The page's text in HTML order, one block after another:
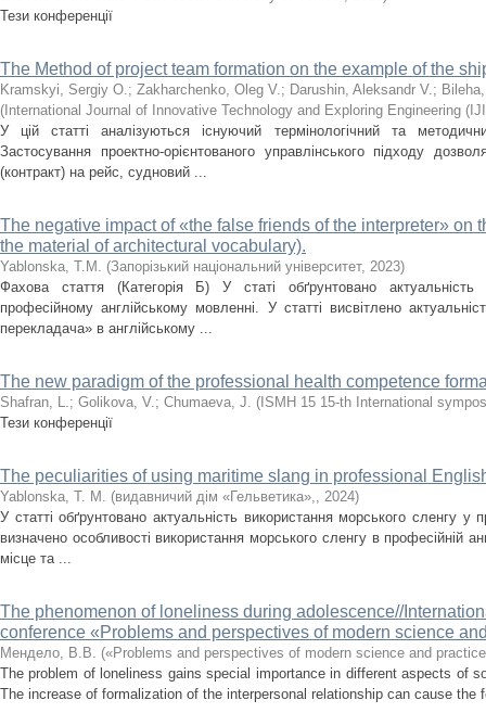
Тези конференції
The Method of project team formation on the example of the
Kramskyі, Sergiy O.; Zakharchenko, Oleg V.; Darushin, Aleksandr V.;
( International Journal of Innovative Technology and Exploring Engineering
У цій статті аналізуються існуючий термінологічний та
Застосування проектно-орієнтованого управлінського підходу
(контракт) на рейс, судновий ...
The negative impact of «the false friends of the interpreter» on
the material of architectural vocabulary).
Yablonska, T.M. (Запорізький національний університет, 2023)
Фахова стаття (Категорія Б) У статі обґрунтовано
професійному англійському мовленні. У статті висвітлено
перекладача» в англійському ...
The new paradigm of the professional health competence
Shafran, L.; Golikova, V.; Chumaeva, J. ( ISMH 15 15-th International
Тези конференції
The peculiarities of using maritime slang in professional
Yablonska, T. M. (видавничий дім «Гельветика»,, 2024)
У статті обґрунтовано актуальність використання морського сленгу у
визначено особливості використання морського сленгу в професійній
місце та ...
The phenomenon of loneliness during adolescence//
conference «Problems and perspectives of modern science
Мендело, В.В. («Problems and perspectives of modern science and
The problem of loneliness gains special importance in different aspects of
The increase of formalization of the interpersonal relationship can cause the